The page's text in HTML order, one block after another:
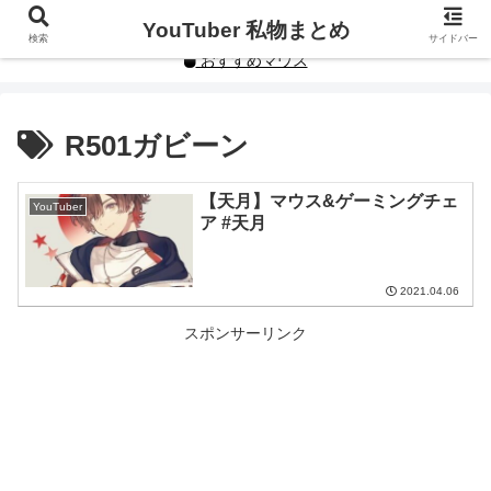
YouTuberや人気インフルエンサーの私物まとめです。
おすすめマウス
R501ガビーン
YouTuber
【天月】マウス&ゲーミングチェ
ア #天月
2021.04.06
スポンサーリンク
検索 YouTuber 私物まとめ サイドバー